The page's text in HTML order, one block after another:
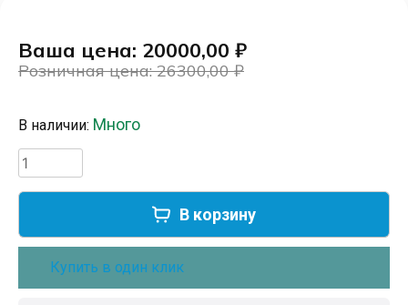
Розничная цена: 26300,00₽
составляла
26300,00 ₽.
Ваша цена: 20000,00 ₽
20000,00 ₽.
В наличии: Много
Количество
товара
Готовый
умный
электрокарниз
В корзину
Купить в один клик